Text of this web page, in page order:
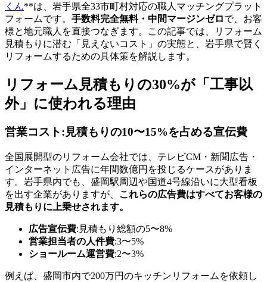
くん**は、岩手県全33市町村対応の職人マッチングプラット
フォームです。 手数料完全無料・中間マージンゼロで、お客
様と地元職人を直接つなぎます。この記事では、リフォーム
見積もりに潜む「見えないコスト」の実態と、岩手県で賢く
リフォームするための具体策を解説します。
リフォーム見積もりの30%が「工事以
外」に使われる理由
営業コスト:見積もりの10〜15%を占める宣伝費
全国展開型のリフォーム会社では、テレビCM・新聞広告・
インターネット広告に年間数億円を投じるケースがありま
す。岩手県内でも、盛岡駅周辺や国道4号線沿いに大型看板
を出す企業がありますが、 これらの広告費はすべてお客様の
見積もりに上乗せされます。
広告宣伝費:見積もり総額の5〜8%
営業担当者の人件費:3〜5%
ショールーム運営費:2〜3%
例えば、盛岡市内で200万円のキッチンリフォームを依頼し